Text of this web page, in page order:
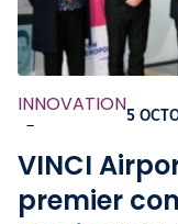
INNOVATION
-
5
VINCI
premier